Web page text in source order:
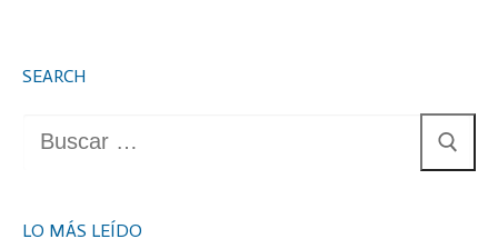
SEARCH
LO MÁS LEÍDO